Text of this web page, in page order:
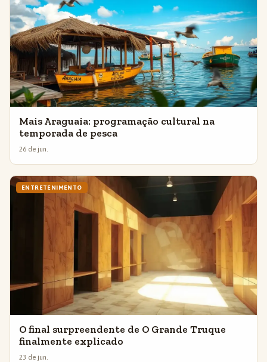
Mais Araguaia: programação cultural na
temporada de pesca
26 de jun.
ENTRETENIMENTO
O final surpreendente de O Grande Truque
finalmente explicado
23 de jun.